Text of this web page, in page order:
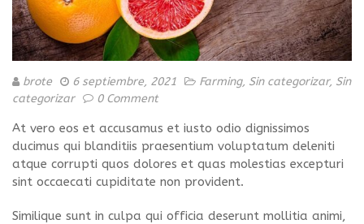
brote 6 septiembre, 2021 Farming, Sin categorizar, Sin
categorizar
0 Comment
At vero eos et accusamus et iusto odio dignissimos
ducimus qui blanditiis praesentium voluptatum deleniti
atque corrupti quos dolores et quas molestias excepturi
sint occaecati cupiditate non provident.
Similique sunt in culpa qui officia deserunt mollitia animi,